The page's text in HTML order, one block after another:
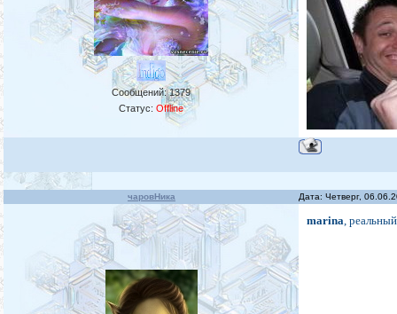
Сообщений:1379
Статус:Offline
чаровНика Дата: Четверг,
marina,